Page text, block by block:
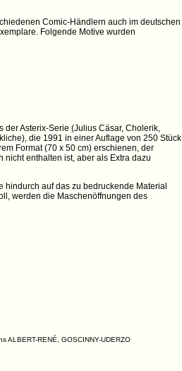
Comic-Händlern auch im deutschen
Folgende Motive wurden
Asterix-Serie (Julius Cäsar, Cholerik,
die 1991 in einer Auflage von 250 Stück
Format (70 x 50 cm) erschienen, der
enthalten ist, aber als Extra dazu
auf das zu bedruckende Material
werden die Maschenöffnungen des
RENÉ, GOSCINNY-UDERZO